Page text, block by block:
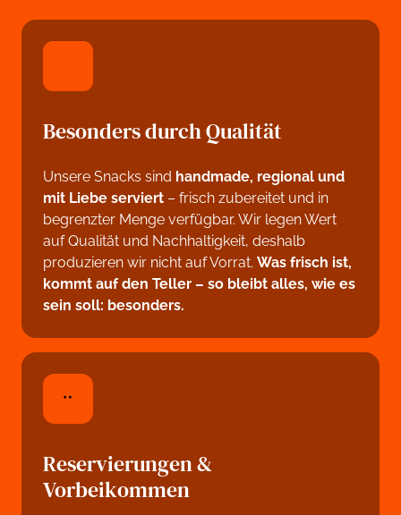
Besonders durch Qualität
Unsere Snacks sind handmade, regional
mit Liebe serviert – frisch zubereitet und in
begrenzter Menge verfügbar. Wir legen Wert
auf Qualität und Nachhaltigkeit, deshalb
produzieren wir nicht auf Vorrat. Was frisch
kommt auf den Teller – so bleibt alles, wie
sein soll: besonders.
Reservierungen &
Vorbeikommen